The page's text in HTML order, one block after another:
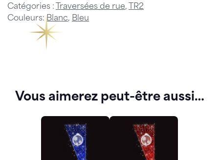
Catégories : Traversées de rue,
TR2
Couleurs:Blanc, Bleu
Vous aimerez peut-être aussi…